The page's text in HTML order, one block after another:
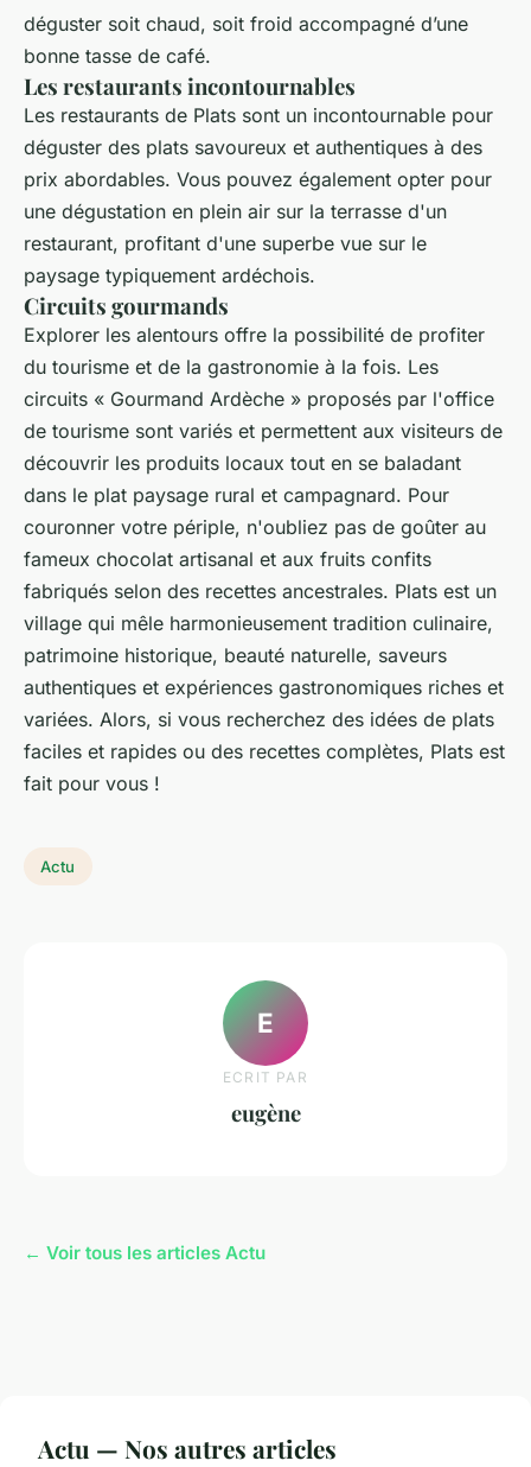
déguster soit chaud, soit froid accompagné d’une
bonne tasse de café.
Les restaurants incontournables
Les restaurants de Plats sont un incontournable pour
déguster des plats savoureux et authentiques à des
prix abordables. Vous pouvez également opter pour
une dégustation en plein air sur la terrasse d'un
restaurant, profitant d'une superbe vue sur le
paysage typiquement ardéchois.
Circuits gourmands
Explorer les alentours offre la possibilité de profiter
du tourisme et de la gastronomie à la fois. Les
circuits « Gourmand Ardèche » proposés par l'office
de tourisme sont variés et permettent aux visiteurs de
découvrir les produits locaux tout en se baladant
dans le plat paysage rural et campagnard. Pour
couronner votre périple, n'oubliez pas de goûter au
fameux chocolat artisanal et aux fruits confits
fabriqués selon des recettes ancestrales. Plats est un
village qui mêle harmonieusement tradition culinaire,
patrimoine historique, beauté naturelle, saveurs
authentiques et expériences gastronomiques riches et
variées. Alors, si vous recherchez des idées de plats
faciles et rapides ou des recettes complètes, Plats est
fait pour vous !
Actu
E
ECRIT PAR
eugène
← Voir tous les articles Actu
Actu — Nos autres articles